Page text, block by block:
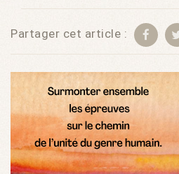
Partager cet article :